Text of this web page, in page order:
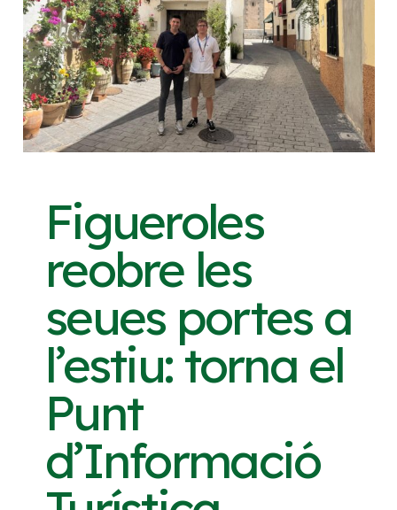
Figueroles
reobre les
seues portes a
l’estiu: torna el
Punt
d’Informació